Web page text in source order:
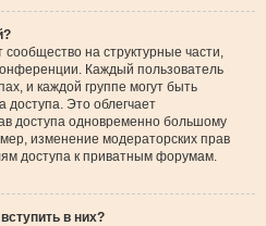
на структурные части,
Каждый пользователь
и каждой группе могут быть
Это облегчает
доступа одновременно большому
изменение модераторских прав
доступа к приватным форумам.
в них?